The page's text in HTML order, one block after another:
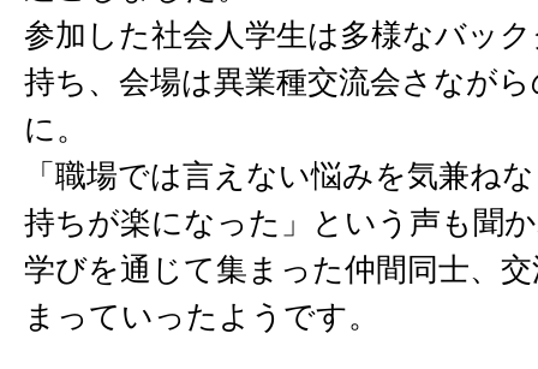
参加した社会人学生は多様なバッ
持ち、会場は異業種交流会さなが
に。
「職場では言えない悩みを気兼ね
持ちが楽になった」という声も聞
学びを通じて集まった仲間同士、
まっていったようです。